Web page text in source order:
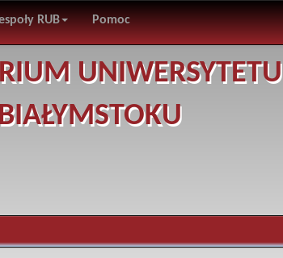
RUB Pomoc
UNIWERSYTETU